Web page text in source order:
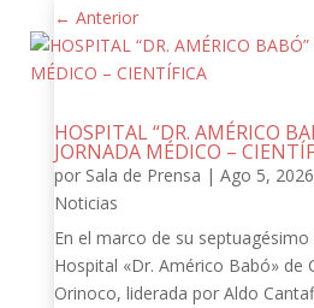
← Anterior
HOSPITAL “DR. AMÉRICO
JORNADA MÉDICO –
por Sala de Prensa | Ago 5, 2026
Noticias
En el marco de su
Hospital «Dr. Américo Babó» de
Orinoco, liderada por Aldo